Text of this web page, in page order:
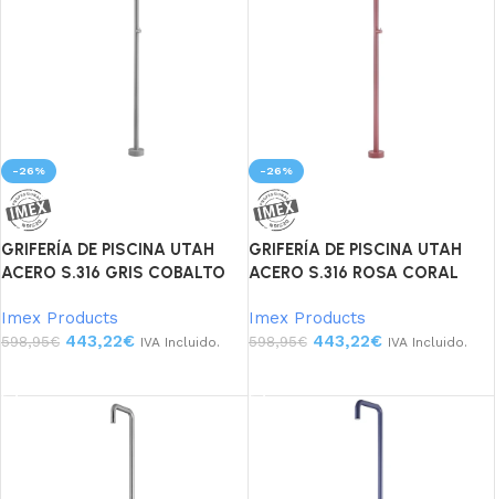
-26%
GRIFERÍA DE PISCINA UTAH
ACERO S.316 GRIS COBALTO
Imex Products
598,95€ 443,22€ IVA Incluido.
-26%
GRIFERÍA DE PISCINA UTAH
ACERO S.316 ROSA CORAL
Imex Products
598,95€ 443,22€ IVA Incluido.